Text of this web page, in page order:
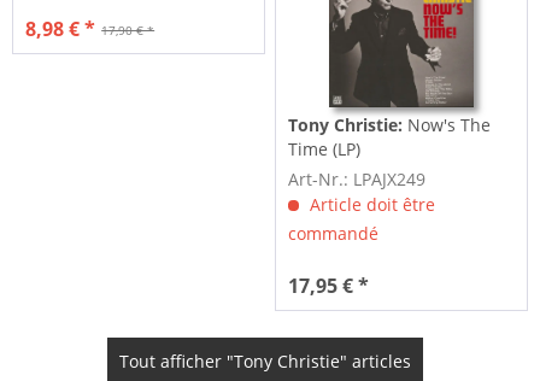
17,90 € *
8,98 € *
Tony Christie: Now's The
Time (LP)
Art-Nr.: LPAJX249
Article doit être
commandé
17,95 € *
Tout afficher "Tony Christie" articles